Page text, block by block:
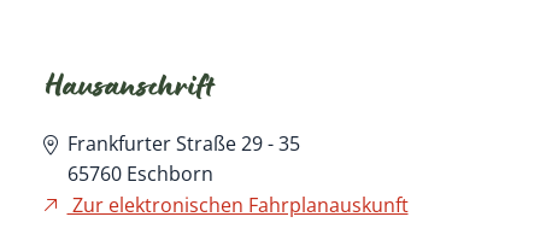
Hausanschrift
Frankfurter Straße 29 - 35
65760 Eschborn
Zur elektronischen Fahrplanauskunft